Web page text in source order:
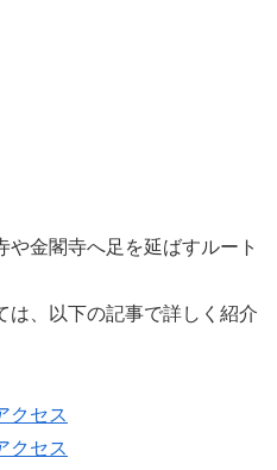
金閣寺へ足を延ばすルート
は、以下の記事で詳しく紹介
クセス
クセス